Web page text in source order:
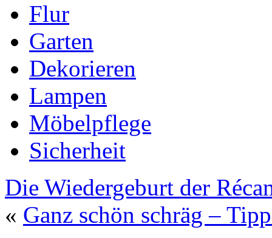
Flur
Garten
Dekorieren
Lampen
Möbelpflege
Sicherheit
Die Wiedergeburt der
« Ganz schön schräg –